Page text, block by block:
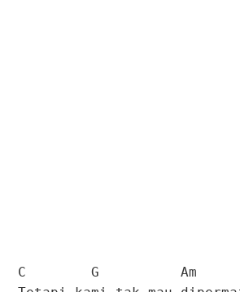
C G Am